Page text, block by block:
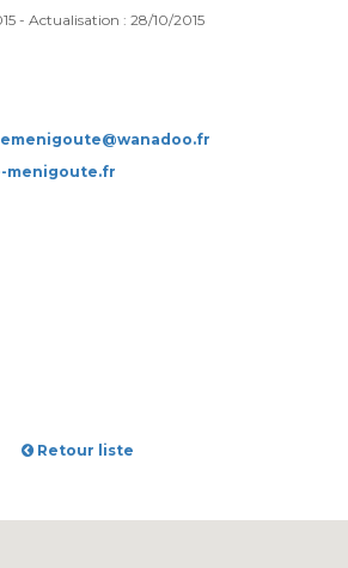
- Actualisation : 28/10/2015
menigoute.fr
Retour liste